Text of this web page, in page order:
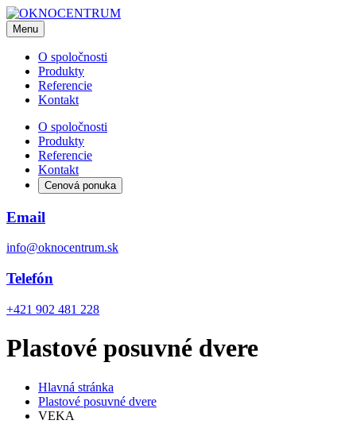
Menu
O spoločnosti
Produkty
Referencie
Kontakt
O spoločnosti
Produkty
Referencie
Kontakt
Cenová ponuka
Email
info@oknocentrum.sk
Telefón
+421 902 481 228
Plastové posuvné dvere
Hlavná stránka
Plastové posuvné dvere
VEKA